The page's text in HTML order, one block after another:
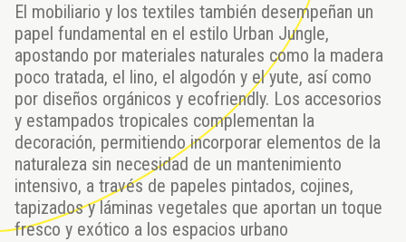
El mobiliario y los textiles también desempeñan un
papel fundamental en el estilo Urban Jungle,
apostando por materiales naturales como la madera
poco tratada, el lino, el algodón y el yute, así como
por diseños orgánicos y ecofriendly. Los accesorios
y estampados tropicales complementan la
decoración, permitiendo incorporar elementos de la
naturaleza sin necesidad de un mantenimiento
intensivo, a través de papeles pintados, cojines,
tapizados y láminas vegetales que aportan un toque
fresco y exótico a los espacios urbano